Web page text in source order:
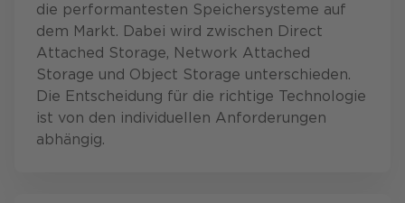
die performantesten Speichersysteme auf
dem Markt. Dabei wird zwischen Direct
Attached Storage, Network Attached
Storage und Object Storage unterschieden.
Die Entscheidung für die richtige Technologie
ist von den individuellen Anforder­ungen
abhängig.